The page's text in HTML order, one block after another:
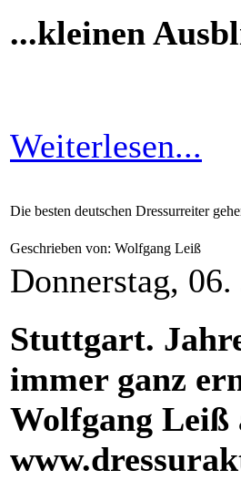
...kleinen
Weiterlesen...
Die besten deutschen Dressurreiter
Geschrieben von: Wolfgang Leiß
Donnerstag,
Stuttgart.
immer ganz
Wolfgang Leiß